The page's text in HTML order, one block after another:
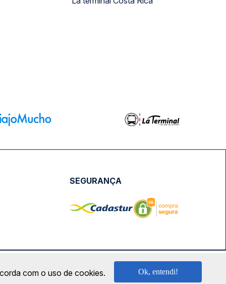
SEGURANÇA
0001-57 | saconibus@queropassagem.com.br
com o uso de cookies. Ok, entendi!